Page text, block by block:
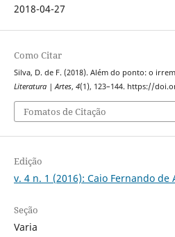
2018-04-27
Como Citar
Silva, D. de F. (2018). Além do ponto: o
Literatura | Artes, 4(1), 123–144. https://
Fomatos de Citação
Edição
v. 4 n. 1 (2016): Caio Fernando de
Seção
Varia